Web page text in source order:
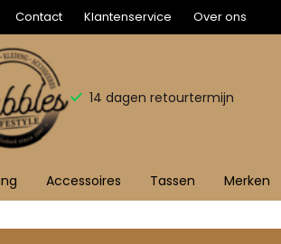
Contact Klantenservice Over ons
14 dagen retourtermijn
Accessoires Tassen Merken